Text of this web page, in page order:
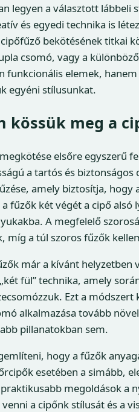
legyen a választott
és egyedi technika is
bekötésének titkai
csomó, vagy a
funkcionális elemek,
egyéni stílusunkat.
kössük meg a
elsőre egyszerű
a tartós és biztonságos
amely biztosítja, hogy
fűzők két végét a cipő
A megfelelő
míg a túl szoros fűzők
már a kívánt helyzetben
fül” technika, amely
Ezt a
alkalmazása tovább
pillanatokban sem.
hogy a fűzők
esetében a simább,
megoldások a
a cipőnk stílusát és a